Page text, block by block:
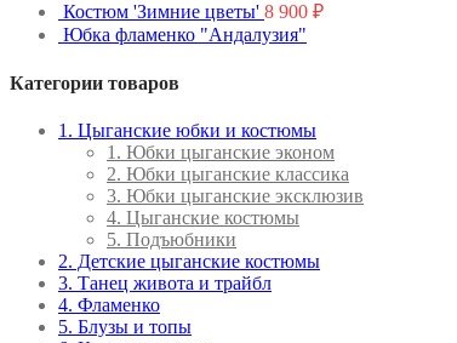
Костюм 'Зимние цветы' 8 900 ₽
Юбка фламенко "Андалузия"
Категории товаров
1. Цыганские юбки и костюмы
1. Юбки цыганские эконом
2. Юбки цыганские классика
3. Юбки цыганские эксклюзив
4. Цыганские костюмы
5. Подъюбники
2. Детские цыганские костюмы
3. Танец живота и трайбл
4. Фламенко
5. Блузы и топы